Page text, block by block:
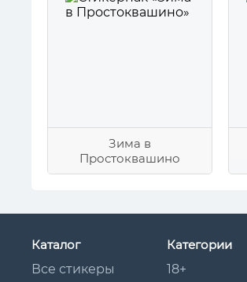
Зима в
Простоквашино
Каталог
Все стикеры
Категории
18+